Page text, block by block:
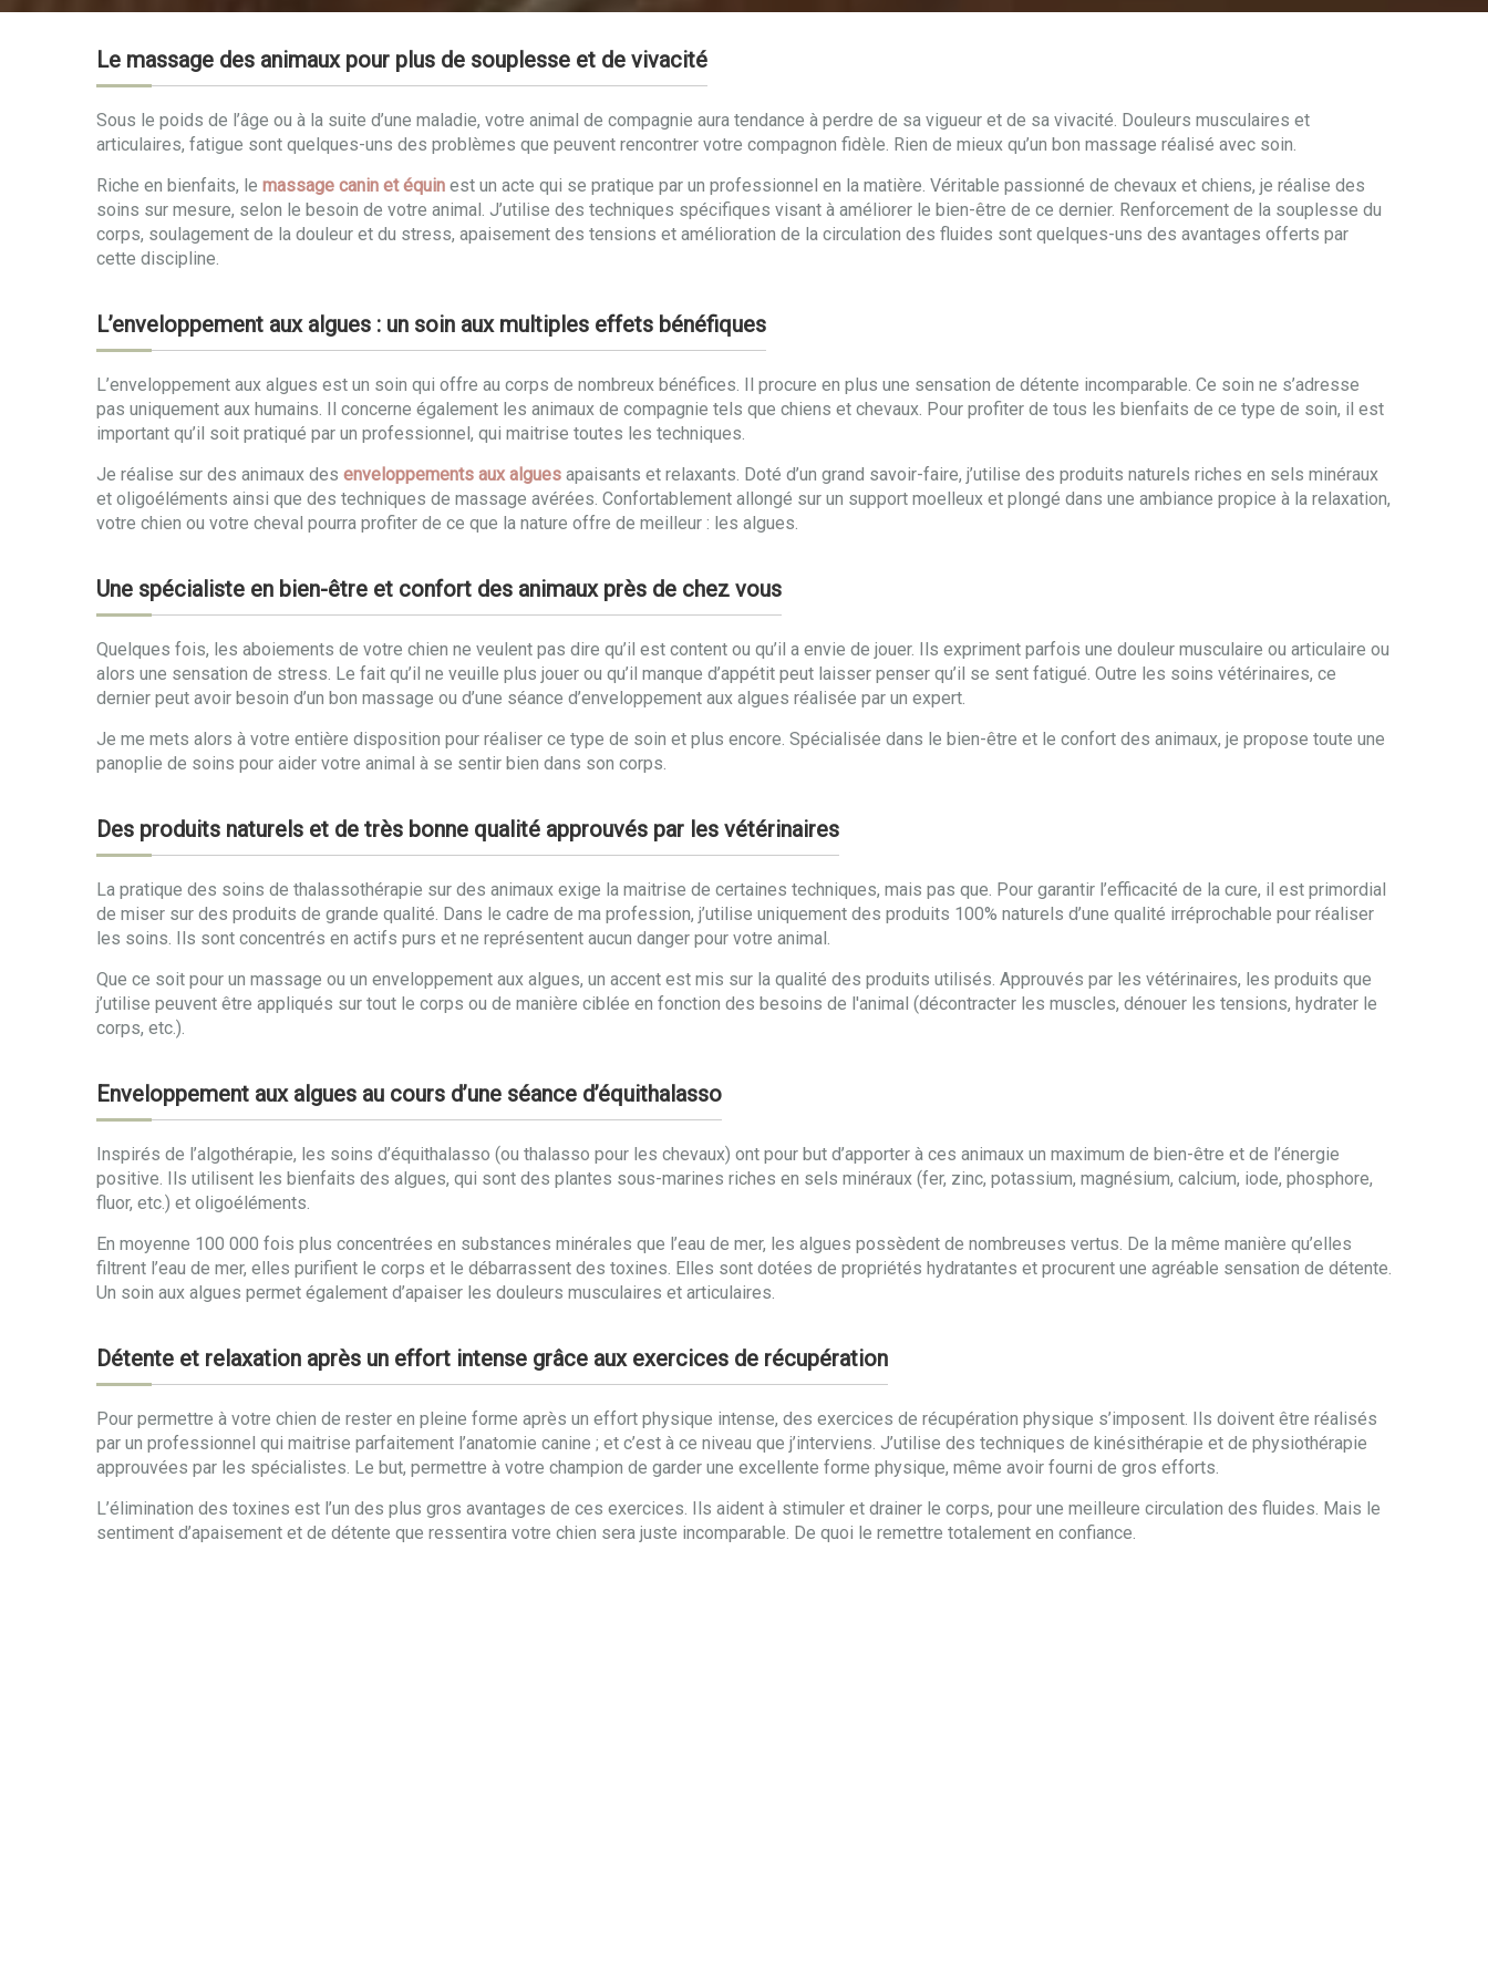
Le massage des animaux pour plus de souplesse et de vivacité
Sous le poids de l’âge ou à la suite d’une maladie, votre animal de compagnie aura tendance à perdre de sa vigueur et de sa vivacité. Douleurs musculaires et
articulaires, fatigue sont quelques-uns des problèmes que peuvent rencontrer votre compagnon fidèle. Rien de mieux qu’un bon massage réalisé avec soin.
Riche en bienfaits, le massage canin et équin est un acte qui se pratique par un professionnel en la matière. Véritable passionné de chevaux et chiens, je réalise des
soins sur mesure, selon le besoin de votre animal. J’utilise des techniques spécifiques visant à améliorer le bien-être de ce dernier. Renforcement de la souplesse du
corps, soulagement de la douleur et du stress, apaisement des tensions et amélioration de la circulation des fluides sont quelques-uns des avantages offerts par
cette discipline.
L’enveloppement aux algues : un soin aux multiples effets bénéfiques
L’enveloppement aux algues est un soin qui offre au corps de nombreux bénéfices. Il procure en plus une sensation de détente incomparable. Ce soin ne s’adresse
pas uniquement aux humains. Il concerne également les animaux de compagnie tels que chiens et chevaux. Pour profiter de tous les bienfaits de ce type de soin, il est
important qu’il soit pratiqué par un professionnel, qui maitrise toutes les techniques.
Je réalise sur des animaux des enveloppements aux algues apaisants et relaxants. Doté d’un grand savoir-faire, j’utilise des produits naturels riches en sels minéraux
et oligoéléments ainsi que des techniques de massage avérées. Confortablement allongé sur un support moelleux et plongé dans une ambiance propice à la relaxation,
votre chien ou votre cheval pourra profiter de ce que la nature offre de meilleur : les algues.
Une spécialiste en bien-être et confort des animaux près de chez vous
Quelques fois, les aboiements de votre chien ne veulent pas dire qu’il est content ou qu’il a envie de jouer. Ils expriment parfois une douleur musculaire ou articulaire ou
alors une sensation de stress. Le fait qu’il ne veuille plus jouer ou qu’il manque d’appétit peut laisser penser qu’il se sent fatigué. Outre les soins vétérinaires, ce
dernier peut avoir besoin d’un bon massage ou d’une séance d’enveloppement aux algues réalisée par un expert.
Je me mets alors à votre entière disposition pour réaliser ce type de soin et plus encore. Spécialisée dans le bien-être et le confort des animaux, je propose toute une
panoplie de soins pour aider votre animal à se sentir bien dans son corps.
Des produits naturels et de très bonne qualité approuvés par les vétérinaires
La pratique des soins de thalassothérapie sur des animaux exige la maitrise de certaines techniques, mais pas que. Pour garantir l’efficacité de la cure, il est primordial
de miser sur des produits de grande qualité. Dans le cadre de ma profession, j’utilise uniquement des produits 100% naturels d’une qualité irréprochable pour réaliser
les soins. Ils sont concentrés en actifs purs et ne représentent aucun danger pour votre animal.
Que ce soit pour un massage ou un enveloppement aux algues, un accent est mis sur la qualité des produits utilisés. Approuvés par les vétérinaires, les produits que
j’utilise peuvent être appliqués sur tout le corps ou de manière ciblée en fonction des besoins de l'animal (décontracter les muscles, dénouer les tensions, hydrater le
corps, etc.).
Enveloppement aux algues au cours d’une séance d’équithalasso
Inspirés de l’algothérapie, les soins d’équithalasso (ou thalasso pour les chevaux) ont pour but d’apporter à ces animaux un maximum de bien-être et de l’énergie
positive. Ils utilisent les bienfaits des algues, qui sont des plantes sous-marines riches en sels minéraux (fer, zinc, potassium, magnésium, calcium, iode, phosphore,
fluor, etc.) et oligoéléments.
En moyenne 100 000 fois plus concentrées en substances minérales que l’eau de mer, les algues possèdent de nombreuses vertus. De la même manière qu’elles
filtrent l’eau de mer, elles purifient le corps et le débarrassent des toxines. Elles sont dotées de propriétés hydratantes et procurent une agréable sensation de détente.
Un soin aux algues permet également d’apaiser les douleurs musculaires et articulaires.
Détente et relaxation après un effort intense grâce aux exercices de récupération
Pour permettre à votre chien de rester en pleine forme après un effort physique intense, des exercices de récupération physique s’imposent. Ils doivent être réalisés
par un professionnel qui maitrise parfaitement l’anatomie canine ; et c’est à ce niveau que j’interviens. J’utilise des techniques de kinésithérapie et de physiothérapie
approuvées par les spécialistes. Le but, permettre à votre champion de garder une excellente forme physique, même avoir fourni de gros efforts.
L’élimination des toxines est l’un des plus gros avantages de ces exercices. Ils aident à stimuler et drainer le corps, pour une meilleure circulation des fluides. Mais le
sentiment d’apaisement et de détente que ressentira votre chien sera juste incomparable. De quoi le remettre totalement en confiance.